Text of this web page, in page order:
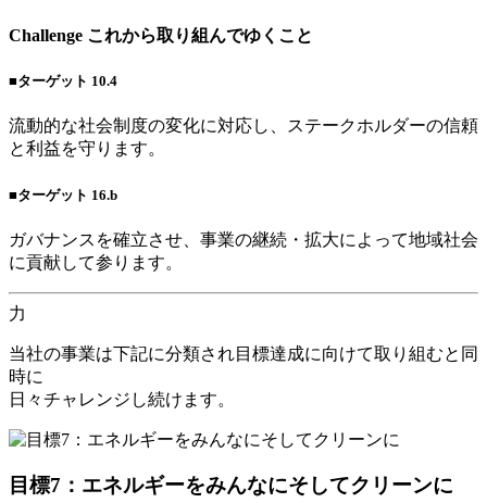
Challenge これから取り組んでゆくこと
■ターゲット 10.4
流動的な社会制度の変化に対応し、ステークホルダーの信頼
と利益を守ります。
■ターゲット 16.b
ガバナンスを確立させ、事業の継続・拡大によって地域社会
に貢献して参ります。
力
当社の事業は下記に分類され目標達成に向けて取り組むと同
時に
日々チャレンジし続けます。
目標7：エネルギーをみんなにそしてクリーンに